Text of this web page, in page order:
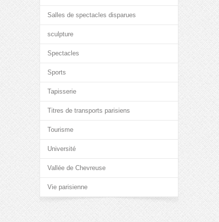
Salles de spectacles disparues
sculpture
Spectacles
Sports
Tapisserie
Titres de transports parisiens
Tourisme
Université
Vallée de Chevreuse
Vie parisienne